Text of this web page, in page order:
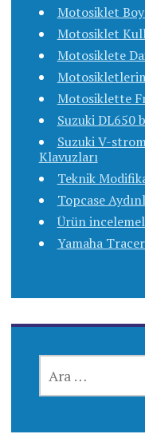
Motosiklet
Motosiklet
Motosiklete
Motosiklette
Suzuki DL650
Suzuki V-
Klavuzları
Teknik
Topcase
Ürün
Yamaha